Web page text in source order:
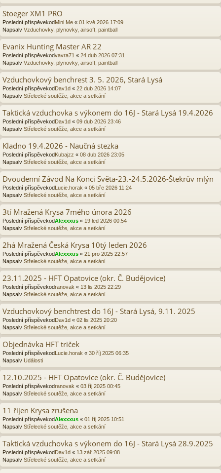
Stoeger XM1 PRO
Poslední příspěvekodMini Me « 01 kvě 2026 17:09
Napsalv Vzduchovky, plynovky, airsoft, paintball
Evanix Hunting Master AR 22
Poslední příspěvekodvavra71 « 24 dub 2026 07:31
Napsalv Vzduchovky, plynovky, airsoft, paintball
Vzduchovkový benchrest 3. 5. 2026, Stará Lysá
Poslední příspěvekodDav1d « 22 dub 2026 14:07
Napsalv Střelecké soutěže, akce a setkání
Taktická vzduchovka s výkonem do 16J - Stará Lysá 19.4.2026
Poslední příspěvekodDav1d « 09 dub 2026 23:46
Napsalv Střelecké soutěže, akce a setkání
Kladno 19.4.2026 - Naučná stezka
Poslední příspěvekodKubajzz « 08 dub 2026 23:05
Napsalv Střelecké soutěže, akce a setkání
Dvoudenní Závod Na Konci Světa-23.-24.5.2026-Štekrův mlýn
Poslední příspěvekodLucie.horak « 05 bře 2026 11:24
Napsalv Střelecké soutěže, akce a setkání
3tí Mražená Krysa 7mého února 2026
Poslední příspěvekodAlexxxus « 19 led 2026 00:54
Napsalv Střelecké soutěže, akce a setkání
2há Mražená Česká Krysa 10tý leden 2026
Poslední příspěvekodAlexxxus « 21 pro 2025 22:57
Napsalv Střelecké soutěže, akce a setkání
23.11.2025 - HFT Opatovice (okr. Č. Budějovice)
Poslední příspěvekodranovak « 13 lis 2025 22:29
Napsalv Střelecké soutěže, akce a setkání
Vzduchovkový benchtrest do 16J - Stará Lysá, 9.11. 2025
Poslední příspěvekodDav1d « 02 lis 2025 20:20
Napsalv Střelecké soutěže, akce a setkání
Objednávka HFT triček
Poslední příspěvekodLucie.horak « 30 říj 2025 06:35
Napsalv Události
12.10.2025 - HFT Opatovice (okr. Č. Budějovice)
Poslední příspěvekodranovak « 03 říj 2025 00:45
Napsalv Střelecké soutěže, akce a setkání
11 řijen Krysa zrušena
Poslední příspěvekodAlexxxus « 01 říj 2025 10:51
Napsalv Střelecké soutěže, akce a setkání
Taktická vzduchovka s výkonem do 16J - Stará Lysá 28.9.2025
Poslední příspěvekodDav1d « 13 zář 2025 09:08
Napsalv Střelecké soutěže, akce a setkání